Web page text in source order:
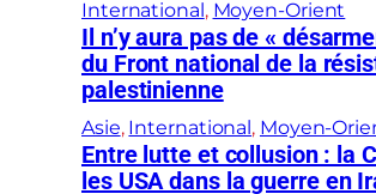
International, Moyen-Orient
Il n’y aura pas de «
du Front national de la
palestinienne
Asie, International, Moyen-
Entre lutte et collusion : la
les USA dans la guerre en